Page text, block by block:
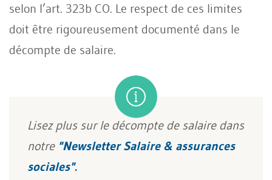
selon l’art. 323b CO. Le respect de ces limites
doit être rigoureusement documenté dans le
décompte de salaire.
Lisez plus sur le décompte de salaire dans
notre "Newsletter Salaire & assurances
sociales".